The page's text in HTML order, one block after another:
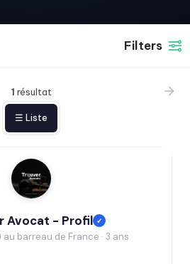
Filters
1 résultat
☰ Liste
Avocat - Profil ✓
barreau de France · 3 ans